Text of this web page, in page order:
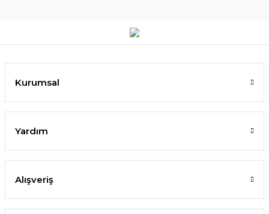
Kurumsal
Yardım
Alışveriş